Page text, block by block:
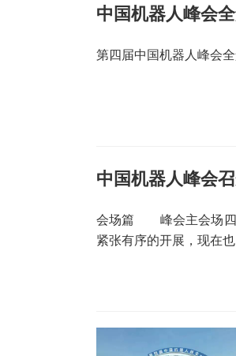
中国机器人峰会
第四届中国机器人峰会
中国机器人峰会
会场篇 峰会主会场四
紧张有序的开展，现在也